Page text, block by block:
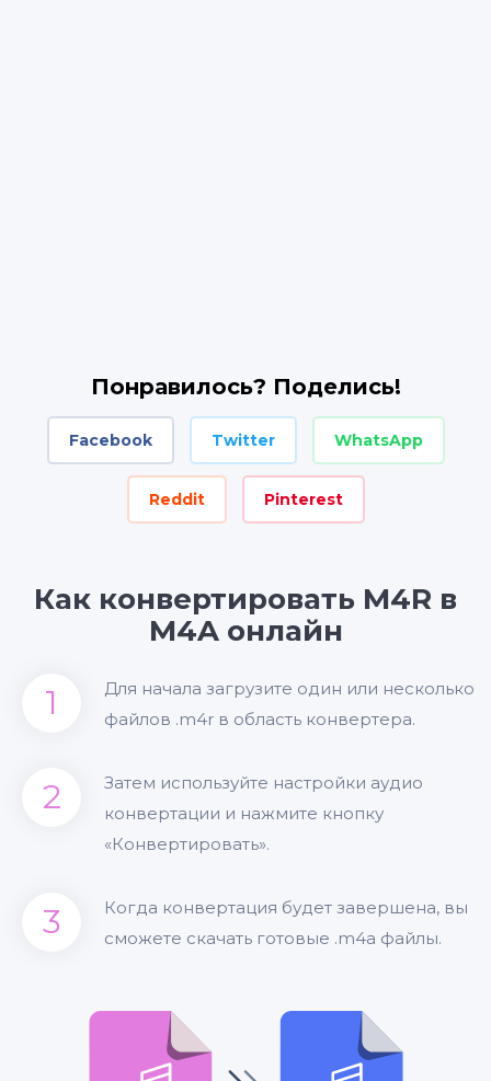
Понравилось? Поделись!
Facebook Twitter WhatsApp
Reddit Pinterest
Как конвертировать M4R в
M4A онлайн
1
Для начала загрузите один или несколько
файлов .m4r в область конвертера.
2
Затем используйте настройки аудио
конвертации и нажмите кнопку
«Конвертировать».
3
Когда конвертация будет завершена, вы
сможете скачать готовые .m4a файлы.